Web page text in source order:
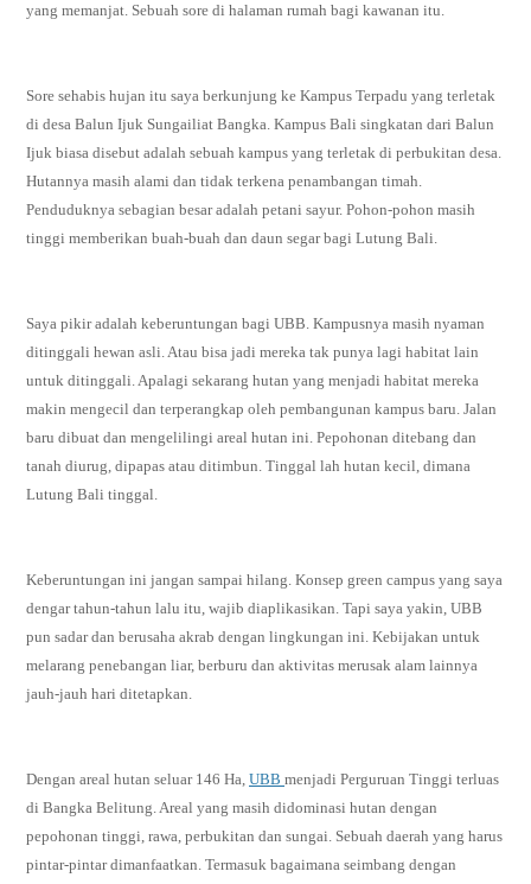
yang memanjat. Sebuah sore di halaman rumah bagi kawanan itu.
Sore sehabis hujan itu saya berkunjung ke Kampus Terpadu yang terletak
di desa Balun Ijuk Sungailiat Bangka. Kampus Bali singkatan dari Balun
Ijuk biasa disebut adalah sebuah kampus yang terletak di perbukitan desa.
Hutannya masih alami dan tidak terkena penambangan timah.
Penduduknya sebagian besar adalah petani sayur. Pohon-pohon masih
tinggi memberikan buah-buah dan daun segar bagi Lutung Bali.
Saya pikir adalah keberuntungan bagi UBB. Kampusnya masih nyaman
ditinggali hewan asli. Atau bisa jadi mereka tak punya lagi habitat lain
untuk ditinggali. Apalagi sekarang hutan yang menjadi habitat mereka
makin mengecil dan terperangkap oleh pembangunan kampus baru. Jalan
baru dibuat dan mengelilingi areal hutan ini. Pepohonan ditebang dan
tanah diurug, dipapas atau ditimbun. Tinggal lah hutan kecil, dimana
Lutung Bali tinggal.
Keberuntungan ini jangan sampai hilang. Konsep green campus yang saya
dengar tahun-tahun lalu itu, wajib diaplikasikan. Tapi saya yakin, UBB
pun sadar dan berusaha akrab dengan lingkungan ini. Kebijakan untuk
melarang penebangan liar, berburu dan aktivitas merusak alam lainnya
jauh-jauh hari ditetapkan.
Dengan areal hutan seluar 146 Ha, UBB menjadi Perguruan Tinggi terluas
di Bangka Belitung. Areal yang masih didominasi hutan dengan
pepohonan tinggi, rawa, perbukitan dan sungai. Sebuah daerah yang harus
pintar-pintar dimanfaatkan. Termasuk bagaimana seimbang dengan